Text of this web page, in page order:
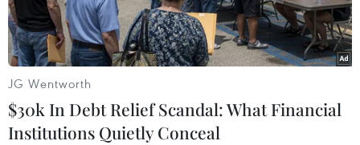
JG Wentworth
$30k In Debt Relief Scandal: What Financial
Institutions Quietly Conceal